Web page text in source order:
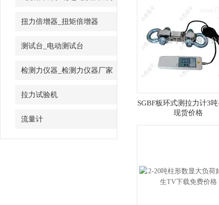
试仪
扭力倍增器_扭矩倍增器
测试台_电动测试台
检测力仪器_检测力仪器厂家
拉力试验机
流量计
SGBF板环式测拉力计3
现货价格